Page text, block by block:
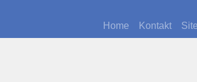
Home Kontakt